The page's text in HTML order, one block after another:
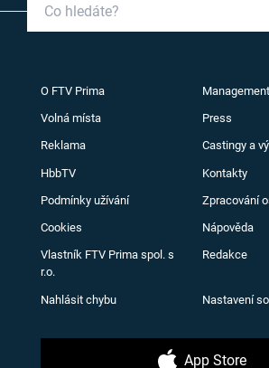
O FTV Prima Management
Volná místa Press
Reklama Castingy a
HbbTV Kontakty
Podmínky užívání Zpracování
Cookies Nápověda
Vlastník FTV Prima spol. s
r.o.
Redakce
Nahlásit chybu Nastavení
App Store